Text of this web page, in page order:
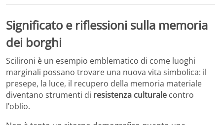
Significato e riflessioni sulla memoria
dei borghi
Scilironi è un esempio emblematico di come luoghi
marginali possano trovare una nuova vita simbolica: il
presepe, la luce, il recupero della memoria materiale
diventano strumenti di resistenza culturale contro
l’oblio.